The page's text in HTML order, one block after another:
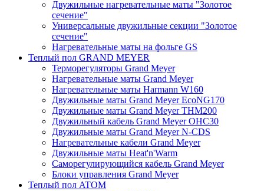
Двужильные нагревательные маты "Золотое
сечение"
Универсальные двужильные секции "Золотое
сечение"
Нагревательные маты на фольге GS
Теплый пол GRAND MEYER
Терморегуляторы Grand Meyer
Нагревательные маты Grand Meyer
Нагревательные маты Harmann W160
Двужильные маты Grand Meyer EcoNG170
Двужильные маты Grand Meyer THM200
Двужильный кабель Grand Meyer OHC30
Двужильные маты Grand Meyer N-CDS
Нагревательные кабели Grand Meyer
Двужильные маты Heat'n'Warm
Саморегулирующийся кабель Grand Meyer
Блоки управления Grand Meyer
Теплый пол ATOM